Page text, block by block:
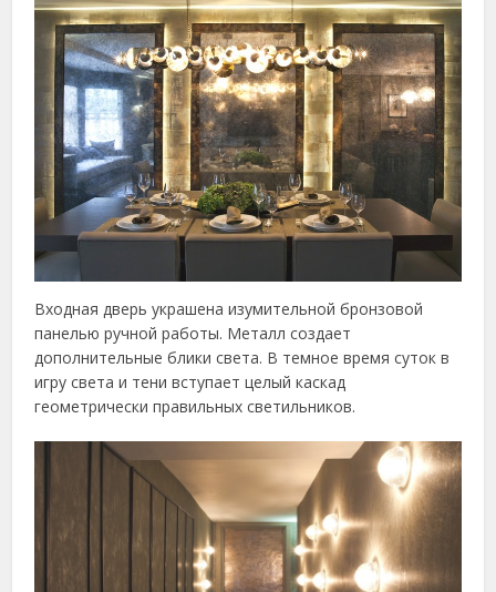
Входная дверь украшена изумительной бронзовой
панелью ручной работы. Металл создает
дополнительные блики света. В темное время суток в
игру света и тени вступает целый каскад
геометрически правильных светильников.